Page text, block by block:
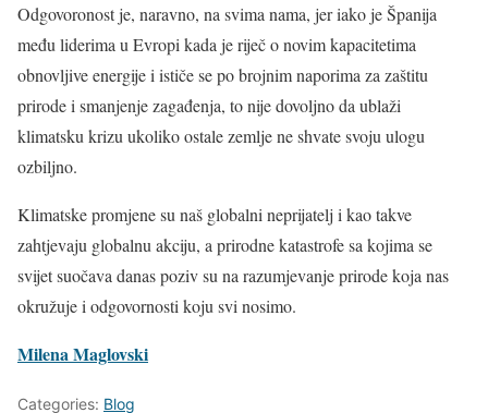
Odgovoronost je, naravno, na svima nama, jer iako je Španija
među liderima u Evropi kada je riječ o novim kapacitetima
obnovljive energije i ističe se po brojnim naporima za zaštitu
prirode i smanjenje zagađenja, to nije dovoljno da ublaži
klimatsku krizu ukoliko ostale zemlje ne shvate svoju ulogu
ozbiljno.
Klimatske promjene su naš globalni neprijatelj i kao takve
zahtjevaju globalnu akciju, a prirodne katastrofe sa kojima se
svijet suočava danas poziv su na razumjevanje prirode koja nas
okružuje i odgovornosti koju svi nosimo.
Milena Maglovski
Categories: Blog